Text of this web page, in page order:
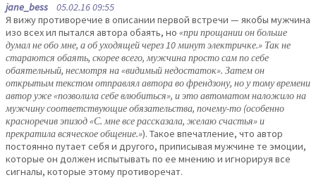
jane_bess 05.02.16 09:55
Я вижу противоречие в описании первой встречи — якобы мужчина
изо всех ил пытался автора обаять, но «при прощании он больше
думал не обо мне, а об уходящей через 10 минут электричке.» Так не
стараются обаять, скорее всего, мужчина просто сам по себе
обаятельный, несмотря на «видимый недостаток». Затем он
открытым текстом отправлял автора во френдзону, но у тому времени
автор уже «позволила себе влюбиться», и это автоматом наложило на
мужчину соответствующие обязательства, почему-то (особенно
красноречив эпизод «С. мне все рассказала, желаю счастья» и
прекратила всяческое общение.»). Такое впечатление, что автор
постоянно путает себя и другого, приписывая мужчине те эмоции,
которые он должен испытывать по ее мнению и игнорируя все
сигналы, которые этому противоречат.